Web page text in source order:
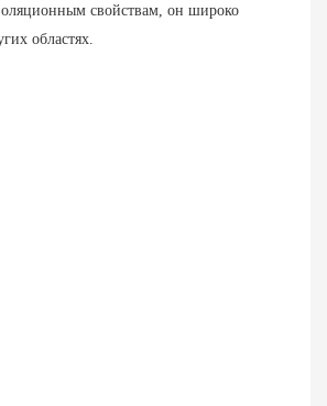
свойствам, он широко
областях.